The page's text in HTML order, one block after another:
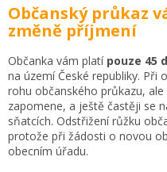
Občanský průkaz
změně příjmení
Občanka vám platí pouze 45
na území České republiky. Při
rohu občanského průkazu,
zapomene, a ještě častěji se
sňatcích. Odstřižení růžku
protože při žádosti o novou
obecním úřadu.